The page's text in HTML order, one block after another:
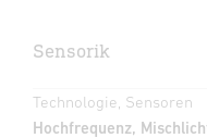
Sensorik
Technologie, Sensoren
Hochfrequenz,